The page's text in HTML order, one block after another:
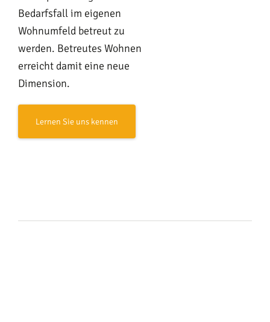
Bedarfsfall im eigenen
Wohnumfeld betreut zu
werden. Betreutes Wohnen
erreicht damit eine neue
Dimension.
Lernen Sie uns kennen